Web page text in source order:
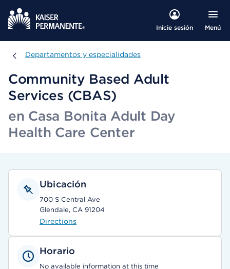
Inicie sesión Menú
Departamentos y especialidades
Departamentos y especialidades
Community Based Adult
Services (CBAS)
en Casa Bonita Adult Day
Health Care Center
Ubicación
700 S Central Ave
Glendale, CA 91204
Directions
Horario
No available information at this time